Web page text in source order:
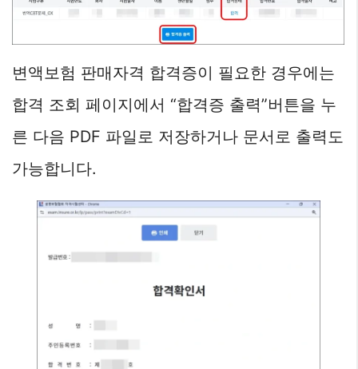
변액보험 판매자격 합격증이 필요한 경우에는
합격 조회 페이지에서 “합격증 출력”버튼을 누
른 다음 PDF 파일로 저장하거나 문서로 출력도
가능합니다.